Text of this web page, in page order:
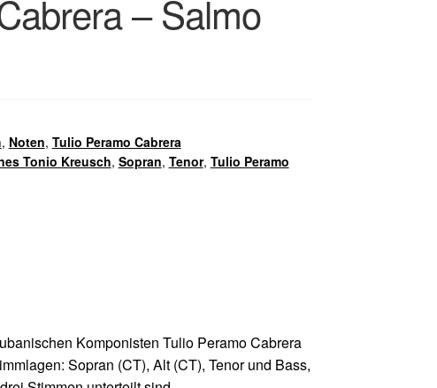
– Salmo
, Noten, Tulio Peramo Cabrera
Tonio Kreusch, Sopran, Tenor, Tulio Peramo
Komponisten Tulio Peramo Cabrera
Sopran (CT), Alt (CT), Tenor und Bass,